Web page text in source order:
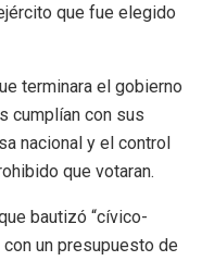
que fue elegido
terminara el gobierno
cumplían con sus
nacional y el control
que votaran.
bautizó “cívico-
un presupuesto de